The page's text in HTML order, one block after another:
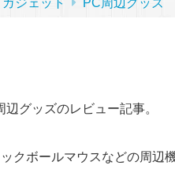
ガジェット PC周辺グッズ
辺グッズのレビュー記事。
ックボールマウスなどの周辺